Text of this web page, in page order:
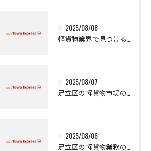
2025/08/08
2025/08/07
2025/08/06